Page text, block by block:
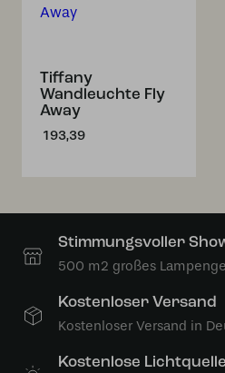
Tiffany
Wandleuchte Fly
Away
193,39
Stimmungsvoller
500 m2 großes
Kostenloser Versand
Kostenloser Versand in
Kostenlose